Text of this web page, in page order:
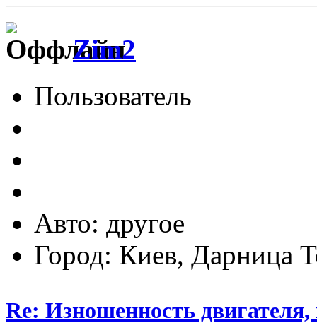
Zim2
Пользователь
Авто: другое
Город: Киев, Дарница
Re: Изношенность